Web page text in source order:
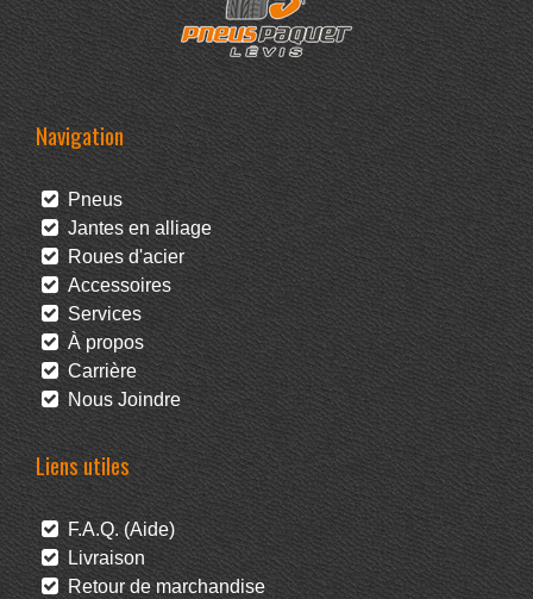
Navigation
Pneus
Jantes en alliage
Roues d'acier
Accessoires
Services
À propos
Carrière
Nous Joindre
Liens utiles
F.A.Q. (Aide)
Livraison
Retour de marchandise